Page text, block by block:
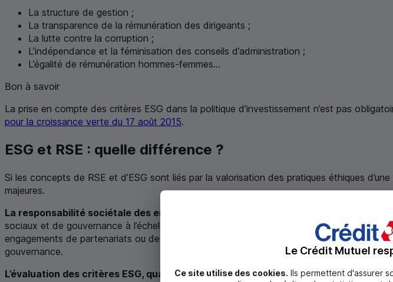
La structure de gestion ;
La transparence de la rémunération des dirigeants ;
La lutte contre la corruption ;
L’indépendance et la féminisation des conseils d’administration ;
L’égalité de rémunération hommes-femmes...
Bon à savoir
La prise en compte des critères ESG dans la politique d’investissement n’est pas
pour la croissance verte du 17 août 2015.
ESG et RSE : quelle différence ?
Si les concepts de RSE et d’ESG sont liés par la valorisation des pratiques éthiques
majeures.
La responsabilité sociétale des entreprises (
sociaux et de gouvernance à l’échelle d’une entreprise et au sein même de
engagements de partenariats ou de mécénat, dans sa politique
... Il s’agit d’une
gouvernance.
L’évaluation des critères ESG, quant à elle, peut être directement sollicitée par
Le Crédit Mutuel
Ce site utilise des cookies. Ils permettent d'assurer